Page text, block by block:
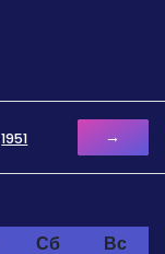
1951 →
Сб
Вс